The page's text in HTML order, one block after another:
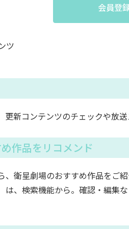
会員登
ツ
新コンテンツのチェックや放
作品をリコメンド
衛星劇場のおすすめ作品をご紹
は、検索機能から。確認・編集